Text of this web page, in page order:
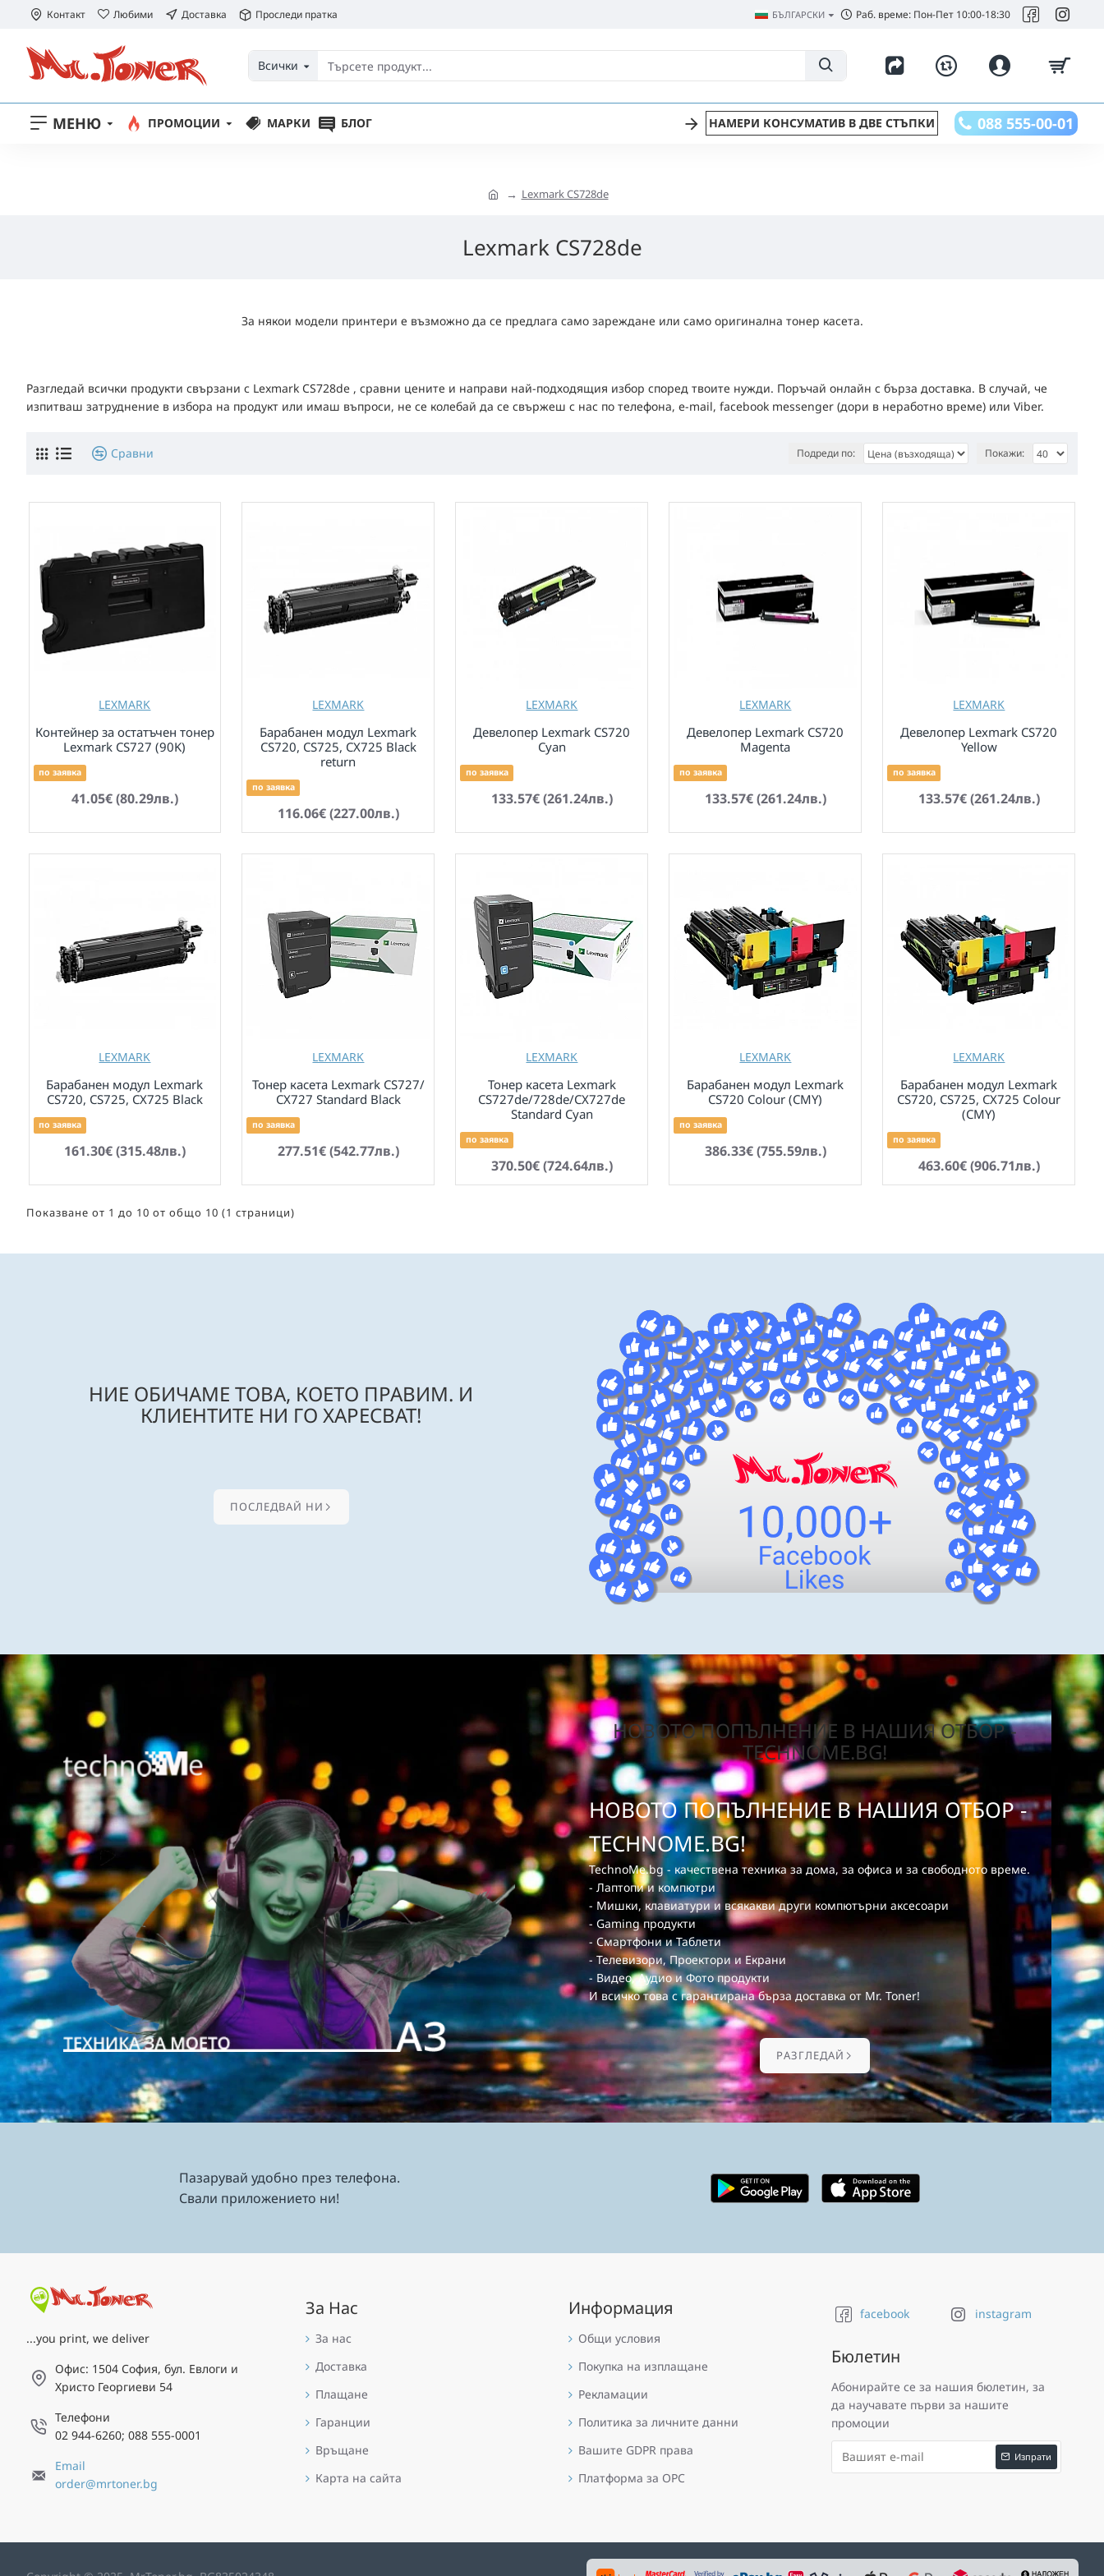
Контакт Любими Доставка Проследи пратка БЪЛГАРСКИ Раб. време: Пон-Пет 10:00-18:30
Всички
МЕНЮ ПРОМОЦИИ МАРКИ БЛОГ НАМЕРИ КОНСУМАТИВ В ДВЕ СТЪПКИ 088 555-00-01
Lexmark CS728de
Lexmark CS728de
За някои модели принтери е възможно да се предлага само зареждане или само оригинална тонер касета.
Разгледай всички продукти свързани с Lexmark CS728de , сравни цените и направи най-подходящия избор според твоите нужди. Поръчай онлайн с бърза доставка. В случай, че
изпитваш затруднение в избора на продукт или имаш въпроси, не се колебай да се свържеш с нас по телефона, e-mail, facebook messenger (дори в неработно време) или Viber.
Сравни Подреди по: Покажи:
LEXMARK
Контейнер за остатъчен тонер
Lexmark CS727 (90K)
по заявка
41.05€ (80.29лв.)
LEXMARK
Барабанен модул Lexmark
CS720, CS725, CX725 Black
return
по заявка
116.06€ (227.00лв.)
LEXMARK
Девелопер Lexmark CS720
Cyan
по заявка
133.57€ (261.24лв.)
LEXMARK
Девелопер Lexmark CS720
Magenta
по заявка
133.57€ (261.24лв.)
LEXMARK
Девелопер Lexmark CS720
Yellow
по заявка
133.57€ (261.24лв.)
LEXMARK
Барабанен модул Lexmark
CS720, CS725, CX725 Black
по заявка
161.30€ (315.48лв.)
LEXMARK
Тонер касета Lexmark CS727/
CX727 Standard Black
по заявка
277.51€ (542.77лв.)
LEXMARK
Тонер касета Lexmark
CS727de/728de/CX727de
Standard Cyan
по заявка
370.50€ (724.64лв.)
LEXMARK
Барабанен модул Lexmark
CS720 Colour (CMY)
по заявка
386.33€ (755.59лв.)
LEXMARK
Барабанен модул Lexmark
CS720, CS725, CX725 Colour
(CMY)
по заявка
463.60€ (906.71лв.)
Показване от 1 до 10 от общо 10 (1 страници)
НИЕ ОБИЧАМЕ ТОВА, КОЕТО ПРАВИМ. И
КЛИЕНТИТЕ НИ ГО ХАРЕСВАТ!
ПОСЛЕДВАЙ НИ
НОВОТО ПОПЪЛНЕНИЕ В НАШИЯ ОТБОР -
TECHNOME.BG!
НОВОТО ПОПЪЛНЕНИЕ В НАШИЯ ОТБОР -
TECHNOME.BG!
TechnoMe.bg - качествена техника за дома, за офиса и за свободното време.
- Лаптопи и компютри
- Мишки, клавиатури и всякакви други компютърни аксесоари
- Gaming продукти
- Смартфони и Таблети
- Телевизори, Проектори и Екрани
- Видео, Аудио и Фото продукти
И всичко това с гарантирана бърза доставка от Mr. Toner!
PАЗГЛЕДАЙ
Пазарувай удобно през телефона.
Свали приложението ни!
...you print, we deliver
Офис: 1504 София, бул. Евлоги и
Христо Георгиеви 54
Телефони
02 944-6260; 088 555-0001
Email
order@mrtoner.bg
За Нас
За нас
Доставка
Плащане
Гаранции
Връщане
Карта на сайта
Информация
Общи условия
Покупка на изплащане
Рекламации
Политика за личните данни
Вашите GDPR права
Платформа за OPC
facebook instagram
Бюлетин
Абонирайте се за нашия бюлетин, за
да научавате първи за нашите
промоции
Изпрати